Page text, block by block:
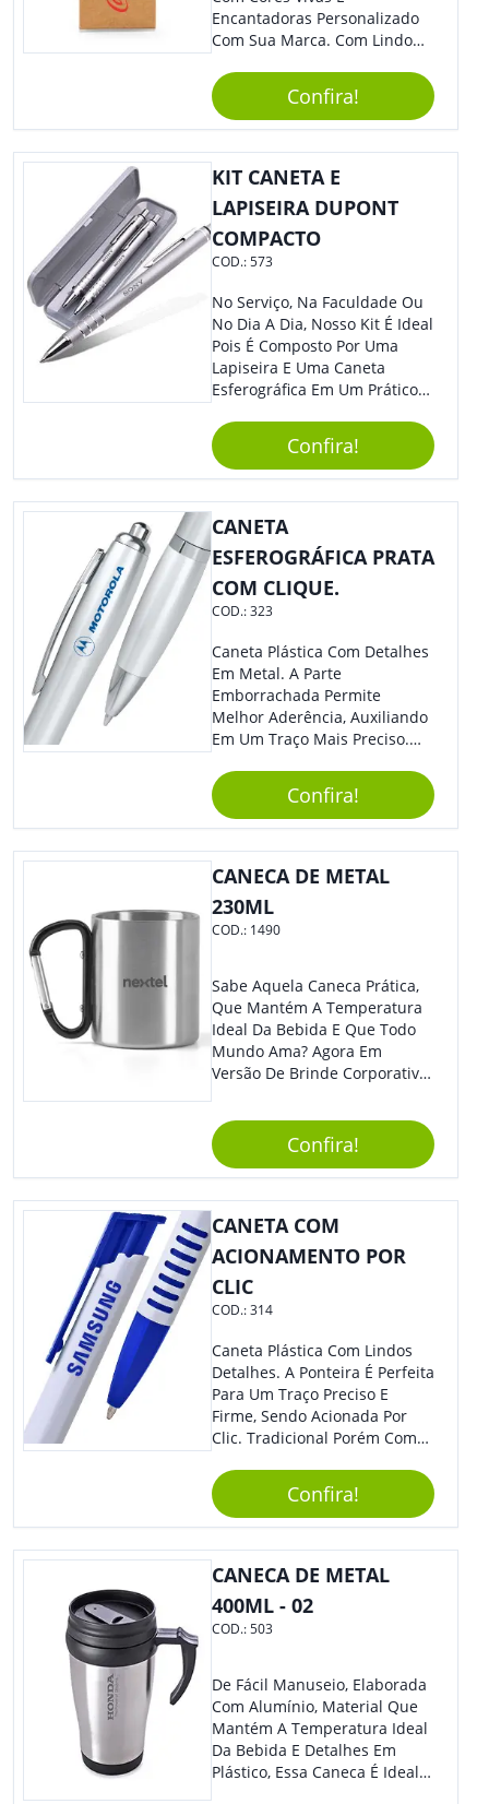
Encantadoras Personalizado
Com Sua Marca. Com Lindo
Para Diversas Ocasiões.
Perfeito, Não É?!
Confira!
KIT CANETA E
LAPISEIRA DUPONT
COMPACTO
COD.:573
No Serviço, Na Faculdade Ou
No Dia A Dia, Nosso Kit É Ideal
Pois É Composto Por Uma
Lapiseira E Uma Caneta
Esferográfica Em Um Prático
Clientes E Colaboradores Irão
Adorar. Não Perca A Chance
De Personalizá-Lo
Especialmente Com Sua
Marca.
Confira!
CANETA
ESFEROGRÁFICA PRATA
COM CLIQUE.
COD.:323
Caneta Plástica Com Detalhes
Em Metal. A Parte
Emborrachada Permite
Melhor Aderência, Auxiliando
Em Um Traço Mais Preciso.
Todo Tipo De Evento E
Público.
Confira!
CANECA DE METAL
230ML
COD.: 1490
Sabe Aquela Caneca Prática,
Que Mantém A Temperatura
Ideal Da Bebida E Que Todo
Mundo Ama? Agora Em
Versão De Brinde Corporativo
Sua Marca Com Muito Estilo E
Acrescentar Ainda Mais
Praticidade À Eventos E Feiras
De Exposição.
Confira!
CANETA COM
ACIONAMENTO POR
CLIC
COD.:314
Caneta Plástica Com Lindos
Detalhes. A Ponteira É Perfeita
Para Um Traço Preciso E
Firme, Sendo Acionada Por
Clic. Tradicional Porém Com
Toda Diferença.
Confira!
CANECA DE METAL
400ML - 02
COD.:503
De Fácil Manuseio, Elaborada
Com Alumínio, Material Que
Mantém A Temperatura Ideal
Da Bebida E Detalhes Em
Plástico, Essa Caneca É Ideal